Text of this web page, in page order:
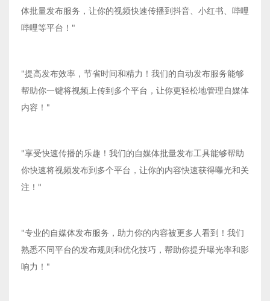
体批量发布服务，让你的视频快速传播到抖音、小红书、哔哩
哔哩等平台！"
"提高发布效率，节省时间和精力！我们的自动发布服务能够
帮助你一键将视频上传到多个平台，让你更轻松地管理自媒体
内容！"
"享受快速传播的乐趣！我们的自媒体批量发布工具能够帮助
你快速将视频发布到多个平台，让你的内容快速获得曝光和关
注！"
"专业的自媒体发布服务，助力你的内容被更多人看到！我们
熟悉不同平台的发布规则和优化技巧，帮助你提升曝光率和影
响力！"